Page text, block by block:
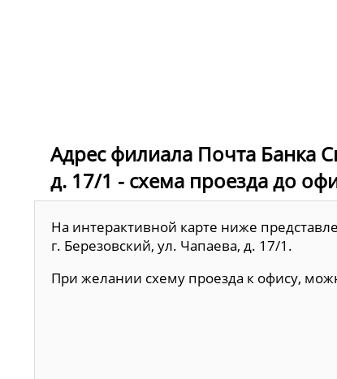
Адрес филиала Почта Банка
д. 17/1 - схема проезда до
На интерактивной карте ниже
г. Березовский, ул. Чапаева, д. 17/1.
При желании схему проезда к офису,